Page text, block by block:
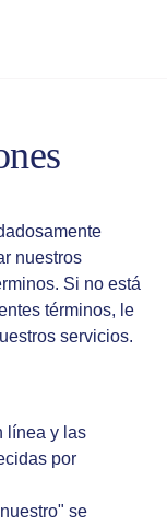
nuestros
Si no está
términos, le
servicios.
línea y las
por
se